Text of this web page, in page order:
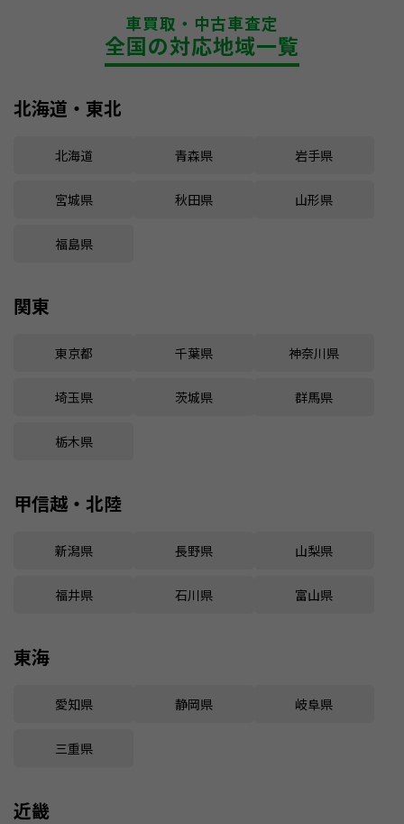
車買取・中古車査定
全国の対応地域一覧
北海道・東北
北海道 青森県 岩手県
宮城県 秋田県 山形県
福島県
関東
東京都 千葉県 神奈川県
埼玉県 茨城県 群馬県
栃木県
甲信越・北陸
新潟県 長野県 山梨県
福井県 石川県 富山県
東海
愛知県 静岡県 岐阜県
三重県
近畿